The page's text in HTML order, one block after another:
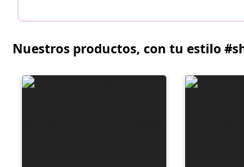
Nuestros productos, con tu estilo